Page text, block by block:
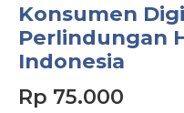
Konsumen
Perlindungan
Indonesia
Rp 75.000